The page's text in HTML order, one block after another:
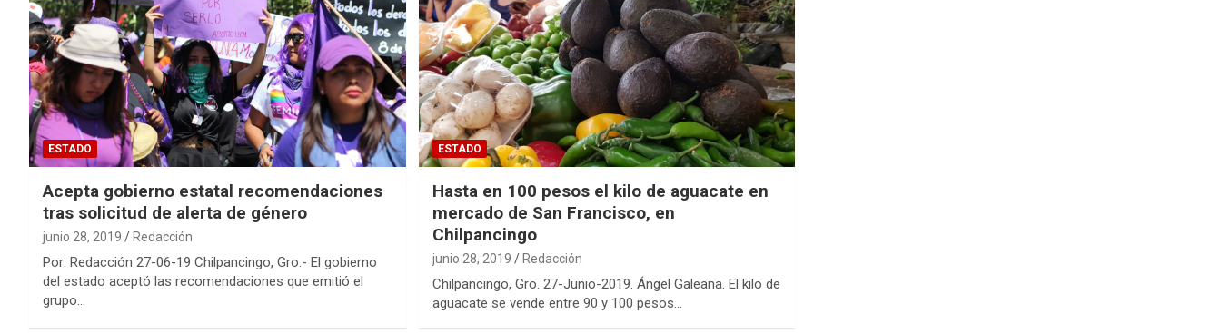
ESTADO
Acepta gobierno estatal recomendaciones
tras solicitud de alerta de género
junio 28, 2019 Redacción
Por: Redacción 27-06-19 Chilpancingo, Gro.- El gobierno
del estado aceptó las recomendaciones que emitió el
grupo…
ESTADO
Hasta en 100 pesos el kilo de aguacate en
mercado de San Francisco, en
Chilpancingo
junio 28, 2019 Redacción
Chilpancingo, Gro. 27-Junio-2019. Ángel Galeana. El kilo de
aguacate se vende entre 90 y 100 pesos…